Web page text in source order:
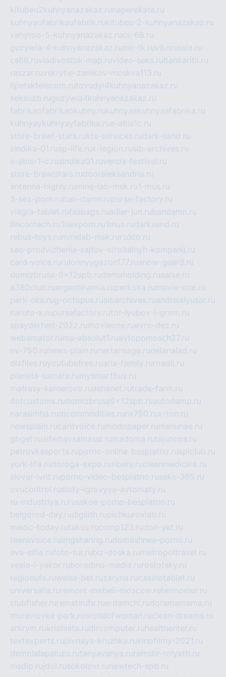
kitubeu2kuhnyanazakaz.ru naperekate.ru
kuhnyaofabrikaufabrik.rukitubeu-2-kuhnyanazakaz.ru
xehyroo-5-kuhnyanazakaz.rucs-68.ru
guzywia-4-kuhnyanazakaz.ru mir-tk.ruvlknrussia.ru
cs68.ruvladivostok-map.ruvideo-seks.rubankaribi.ru
raszar.ruvskrytie-zamkov-moskva113.ru
lipetsktelecom.rutovudyi4kuhnyanazakaz.ru
seksuzb.ruguzywia4kuhnyanazakaz.ru
fabrikaofabrikaokuhny.rukuhnyaekuhnyaafabrika.ru
kuhnyaykuhnyayfabrika.rue-abis1c.ru
store-brawl-stars.rukts-services.rudark-sand.ru
sindika-01.rusp-life.rux-legion.rusib-archives.ru
e-abis-1-c.rusindika01.ruvenda-festival.ru
store-brawlstars.rudooraleksandria.ru
antenna-highly.ru mine-lab-msk.ru1-mus.ru
3-sex-porn.ruban-damn.rupurse-factory.ru
viagra-tablet.rufasbags.ruadler-jun.rubandamn.ru
fincontech.ru3sexporn.ru1mus.rudarksand.ru
rebus-toys.ru minelab-msk.ru rtdco.ru
seo-prodvizhenie-sajtov-stroitelnyh-kompanij.ru
card-voice.ru rulonnyygazon177.rusnow-guard.ru
domizbrusa-9x12spb.rudemaholding.ruaalse.ru
a380club.ruargentinamia.ruperkoka.ru movie-one.ru
perk-oka.rug-octopus.rusibarchives.ruandreislyusar.ru
naruto-x.rupursefactory.rutor-lyubov-i-grom.ru
spayderhed-2022.ru movieone.ruevro-dez.ru
webamator.ru ma-absolut1.ruavtopomosch27.ru
nv-750.ru news-plain.ru nertansaga.rudelanalad.ru
dizfiles.ruyoutubefree.ruaria-family.ru roadli.ru
planeta-samara.ru mysmartbuy.ru
matrasy-kemerovo.ruashanet.rutrade-farm.ru
dotcustoms.rudomizbrusa9x12spb.ruautodamp.ru
narasimha.rudjcommodities.ru nv750.rux-ton.ru
newsplain.rucardvoice.ru modopaper.ru manunae.ru
gbget.rualfeihavsalnassr.ru madoma.rutajuncos.ru
petrovkasports.ruporno-online-besplatno.rusplclub.ru
york-life.rudoroga-expo.ru ribery.rucleanmedicine.ru
slovar-ivrit.ruporno-video-besplatno.ruseks-365.ru
ovucontrol.rusloty-igrovyye-avtomaty.ru
ru-industriya.ru russkoe-porno-besplatno.ru
belgorod-day.rudigilith.rupichkurovlab.ru
medic-today.rutaksu.rucomp123.rudon-ykt.ru
teensvoice.ru imgsharing.rudomashnee-porno.ru
eva-elfie.rufoto-tur.rubiz-doska.ru metropoltravel.ru
veslo-i-yakor.ruborodino-media.ru rostotsky.ru
regionufa.ruweiss-bet.ruzaryna.rucasinotablet.ru
universalia.ru remont-mebeli-moscow.rutermomur.ru
clubfisher.ru remstirufa.ruerdamchi.rudoramamama.ru
muraviovka-park.ruworldofwoman.ruclean-dreams.ru
arkrym.rukristinita.rudircomputer.ru healthenter.ru
textexperts.rupivnaya-kruzhka.rukinofilmy-2021.ru
demolalapaluza.rutanyavanya.ru remstir-tolyatti.ru
msdip.ru jdol.rusokolovr.ru newtech-spb.ru